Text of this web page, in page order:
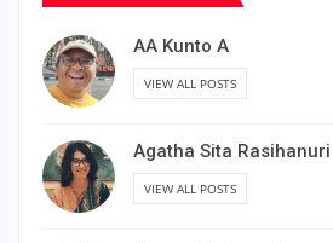
AA Kunto A
VIEW ALL POSTS
Agatha Sita Rasihanuri
VIEW ALL POSTS